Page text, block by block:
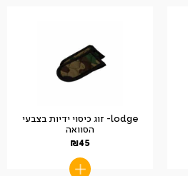
lodge- זוג כיסוי ידיות בצבעי
הסוואה
₪45